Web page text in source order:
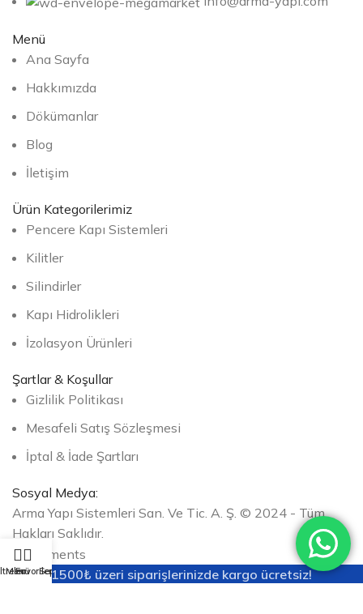
Menü
Ana Sayfa
Hakkımızda
Dökümanlar
Blog
İletişim
Ürün Kategorilerimiz
Pencere Kapı Sistemleri
Kilitler
Silindirler
Kapı Hidrolikleri
İzolasyon Ürünleri
Şartlar & Koşullar
Gizlilik Politikası
Mesafeli Satış Sözleşmesi
İptal & İade Şartları
Sosyal Medya:
Arma Yapı Sistemleri San. Ve Tic. A. Ş. © 2024 - Tüm
Hakları Saklıdır.
1500₺ üzeri siparişlerinizde kargo ücretsiz!
Menü
FavorilerSepet